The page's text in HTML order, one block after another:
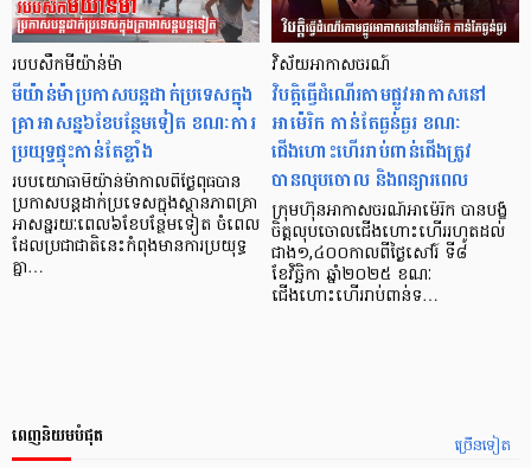
របបសឹកមីយ៉ាន់ម៉ា
មីយ៉ាន់ម៉ាប្រកាសបន្តដាក់ប្រទេសក្នុង
គ្រាអាសន្ន៦ខែបន្ថែមទៀត ខណៈការ
ប្រយុទ្ធផ្ទុះកាន់តែខ្លាំង
របបយោធាមីយ៉ាន់ម៉ាកាលពីថ្ងៃពុធបាន
ប្រកាសបន្តដាក់ប្រទេសក្នុងស្ថានភាពគ្រា
អាសន្នរយៈពេល៦ខែបន្ថែមទៀត ចំពេល
ដែលប្រជាជាតិនេះកំពុងមានការប្រយុទ្ធ
គ្នា…
វិស័យអាកាសចរណ៍
វិបត្តិធ្វើដំណើរតាមផ្លូវអាកាសនៅ
អាម៉េរិក កាន់តែធ្ងន់ធ្ងរ ខណៈ
ជើងហោះហើររាប់ពាន់ជើងត្រូវ
បានលុបចោល និងពន្យារពេល
ក្រុមហ៊ុនអាកាសចរណ៍អាម៉េរិក បានបង្ខំ
ចិត្តលុបចោលជើងហោះហើររហូតដល់
ជាង១,៤០០កាលពីថ្ងៃសៅរ៍ ទី៨
ខែវិច្ឆិកា ឆ្នាំ២០២៥ ខណៈ
ជើងហោះហើររាប់ពាន់ទ…
ច្រើនទៀត
ពេញនិយមបំផុត